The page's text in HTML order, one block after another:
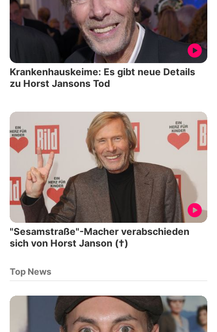
Krankenhauskeime: Es gibt neue Details
zu Horst Jansons Tod
"Sesamstraße"-Macher verabschieden
sich von Horst Janson (†)
Top News